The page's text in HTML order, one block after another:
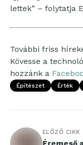
lettek” – folytatja
További friss
Kövesse a
hozzánk a
Építészet Érték
ELŐZŐ CIKK